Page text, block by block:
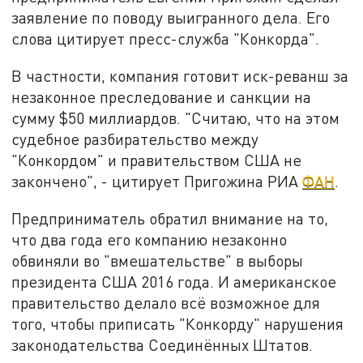
заявление по поводу выигранного дела. Его
слова цитирует пресс-служба "Конкорда".
В частности, компания готовит иск-реванш за
незаконное преследование и санкции на
сумму $50 миллиардов. "Считаю, что на этом
судебное разбирательство между
"Конкордом" и правительством США не
закончено", - цитирует Пригожина РИАФАН.
Предприниматель обратил внимание на то,
что два года его компанию незаконно
обвиняли во "вмешательстве" в выборы
президента США 2016 года. И американское
правительство делало всё возможное для
того, чтобы приписать "Конкорду" нарушения
законодательства Соединённых Штатов.